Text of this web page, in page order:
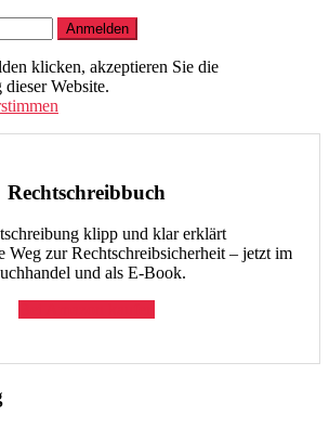
klicken, akzeptieren Sie die
Website.
Rechtschreibbuch
Weg zur Rechtschreibsicherheit – jetzt im
und als E-Book.